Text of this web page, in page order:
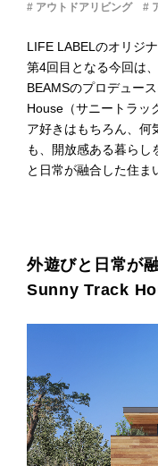
# アウトドアリビング #
LIFE LABELのオリジ
第4回目となる今回は
BEAMSのプロデュー
House（サニートラッ
ア好きはもちろん、何
も、開放感ある暮らし
と日常が融合した住ま
外遊びと日常が
Sunny Track